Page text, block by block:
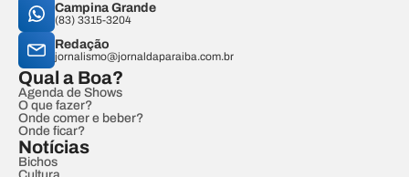
Campina Grande
(83) 3315-3204
Redação
jornalismo@jornaldaparaiba.com.br
Qual a Boa?
Agenda de Shows
O que fazer?
Onde comer e beber?
Onde ficar?
Notícias
Bichos